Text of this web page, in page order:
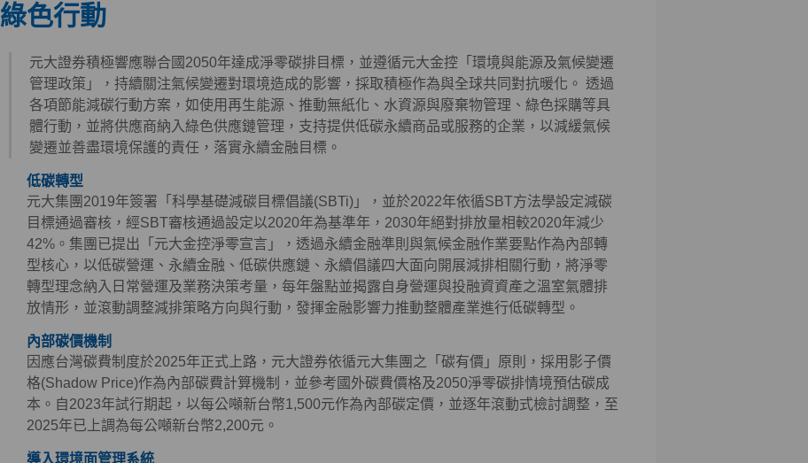
綠色行動
元大證券積極響應聯合國2050年達成淨零碳排目標，並遵循元大金控「環境與能源及氣候變遷
管理政策」，持續關注氣候變遷對環境造成的影響，採取積極作為與全球共同對抗暖化。 透過
各項節能減碳行動方案，如使用再生能源、推動無紙化、水資源與廢棄物管理、綠色採購等具
體行動，並將供應商納入綠色供應鏈管理，支持提供低碳永續商品或服務的企業，以減緩氣候
變遷並善盡環境保護的責任，落實永續金融目標。
低碳轉型
元大集團2019年簽署「科學基礎減碳目標倡議(SBTi)」，並於2022年依循SBT方法學設定減碳
目標通過審核，經SBT審核通過設定以2020年為基準年，2030年絕對排放量相較2020年減少
42%。集團已提出「元大金控淨零宣言」，透過永續金融準則與氣候金融作業要點作為內部轉
型核心，以低碳營運、永續金融、低碳供應鏈、永續倡議四大面向開展減排相關行動，將淨零
轉型理念納入日常營運及業務決策考量，每年盤點並揭露自身營運與投融資資產之溫室氣體排
放情形，並滾動調整減排策略方向與行動，發揮金融影響力推動整體產業進行低碳轉型。
內部碳價機制
因應台灣碳費制度於2025年正式上路，元大證券依循元大集團之「碳有價」原則，採用影子價
格(Shadow Price)作為內部碳費計算機制，並參考國外碳費價格及2050淨零碳排情境預估碳成
本。自2023年試行期起，以每公噸新台幣1,500元作為內部碳定價，並逐年滾動式檢討調整，至
2025年已上調為每公噸新台幣2,200元。
導入環境面管理系統